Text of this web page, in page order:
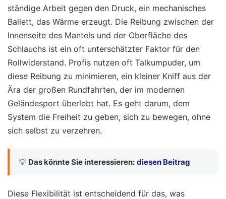
ständige Arbeit gegen den Druck, ein mechanisches
Ballett, das Wärme erzeugt. Die Reibung zwischen der
Innenseite des Mantels und der Oberfläche des
Schlauchs ist ein oft unterschätzter Faktor für den
Rollwiderstand. Profis nutzen oft Talkumpuder, um
diese Reibung zu minimieren, ein kleiner Kniff aus der
Ära der großen Rundfahrten, der im modernen
Geländesport überlebt hat. Es geht darum, dem
System die Freiheit zu geben, sich zu bewegen, ohne
sich selbst zu verzehren.
💡 Das könnte Sie interessieren: diesen Beitrag
Diese Flexibilität ist entscheidend für das, was